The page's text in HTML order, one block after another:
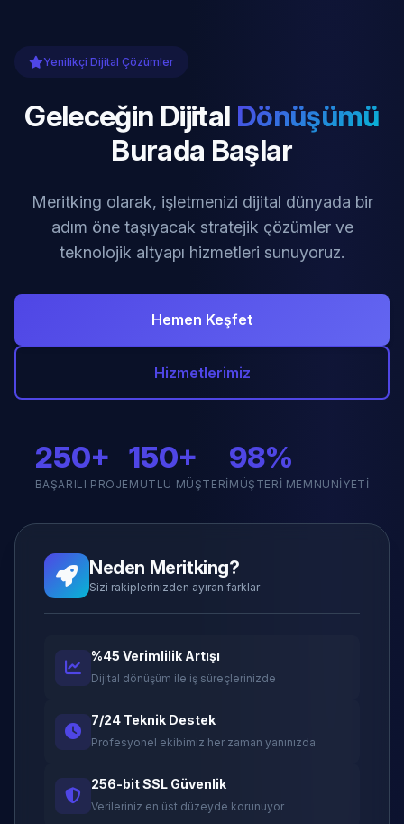
Yenilikçi Dijital Çözümler
Geleceğin Dijital Dönüşümü
Burada Başlar
Meritking olarak, işletmenizi dijital dünyada bir
adım öne taşıyacak stratejik çözümler ve
teknolojik altyapı hizmetleri sunuyoruz.
Hemen Keşfet
Hizmetlerimiz
250+
BAŞARILI PROJE
150+
MUTLU MÜŞTERI
98%
MÜŞTERI MEMNUNIYETI
Neden Meritking?
Sizi rakiplerinizden ayıran farklar
%45 Verimlilik Artışı
Dijital dönüşüm ile iş süreçlerinizde
7/24 Teknik Destek
Profesyonel ekibimiz her zaman yanınızda
256-bit SSL Güvenlik
Verileriniz en üst düzeyde korunuyor